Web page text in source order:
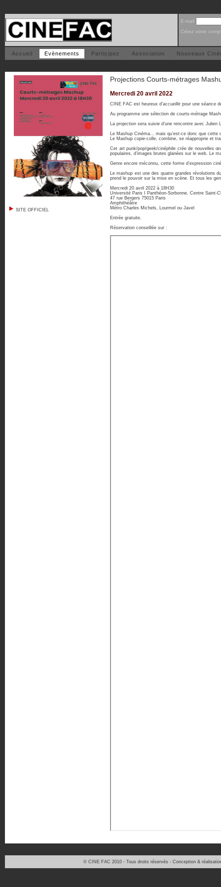
E-mail
Créez votre
Accueil Evènements Participez Association Nouveaux
SITE OFFICIEL
Projections Courts-métrages
Mercredi 20 avril 2022
CINE FAC est heureux d’accueillir pour une séance
Au programme une sélection de courts-métrage
La projection sera suivie d’une rencontre avec
Le Mashup Cinéma… mais qu’est-ce donc que cette
Le Mashup copie-colle, combine, se réapproprie et
Cet art punk/pop/geek/cinéphile crée de nouvelles
populaires, d’images brutes glanées sur le web. Le
Genre encore méconnu, cette forme d’expression
Le mashup est une des quatre grandes révolutions
prend le pouvoir sur la mise en scène. Et tous les
Mercredi 20 avril 2022 à 18H30
Université Paris I Panthéon-Sorbonne, Centre Saint-
47 rue Bergers 75015 Paris
Amphithéâtre
Métro Charles Michels, Lourmel ou Javel
Entrée gratuite.
Réservation conseillée sur :
© CINE FAC 2010 - Tous droits réservés - Conception &